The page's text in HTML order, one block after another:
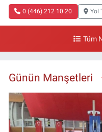
0 (446) 212 10 20 Yol
Tüm
Günün Manşetleri